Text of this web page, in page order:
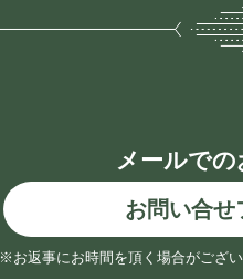
メールで
お問い合せ
※お返事にお時間を頂く場合がござい